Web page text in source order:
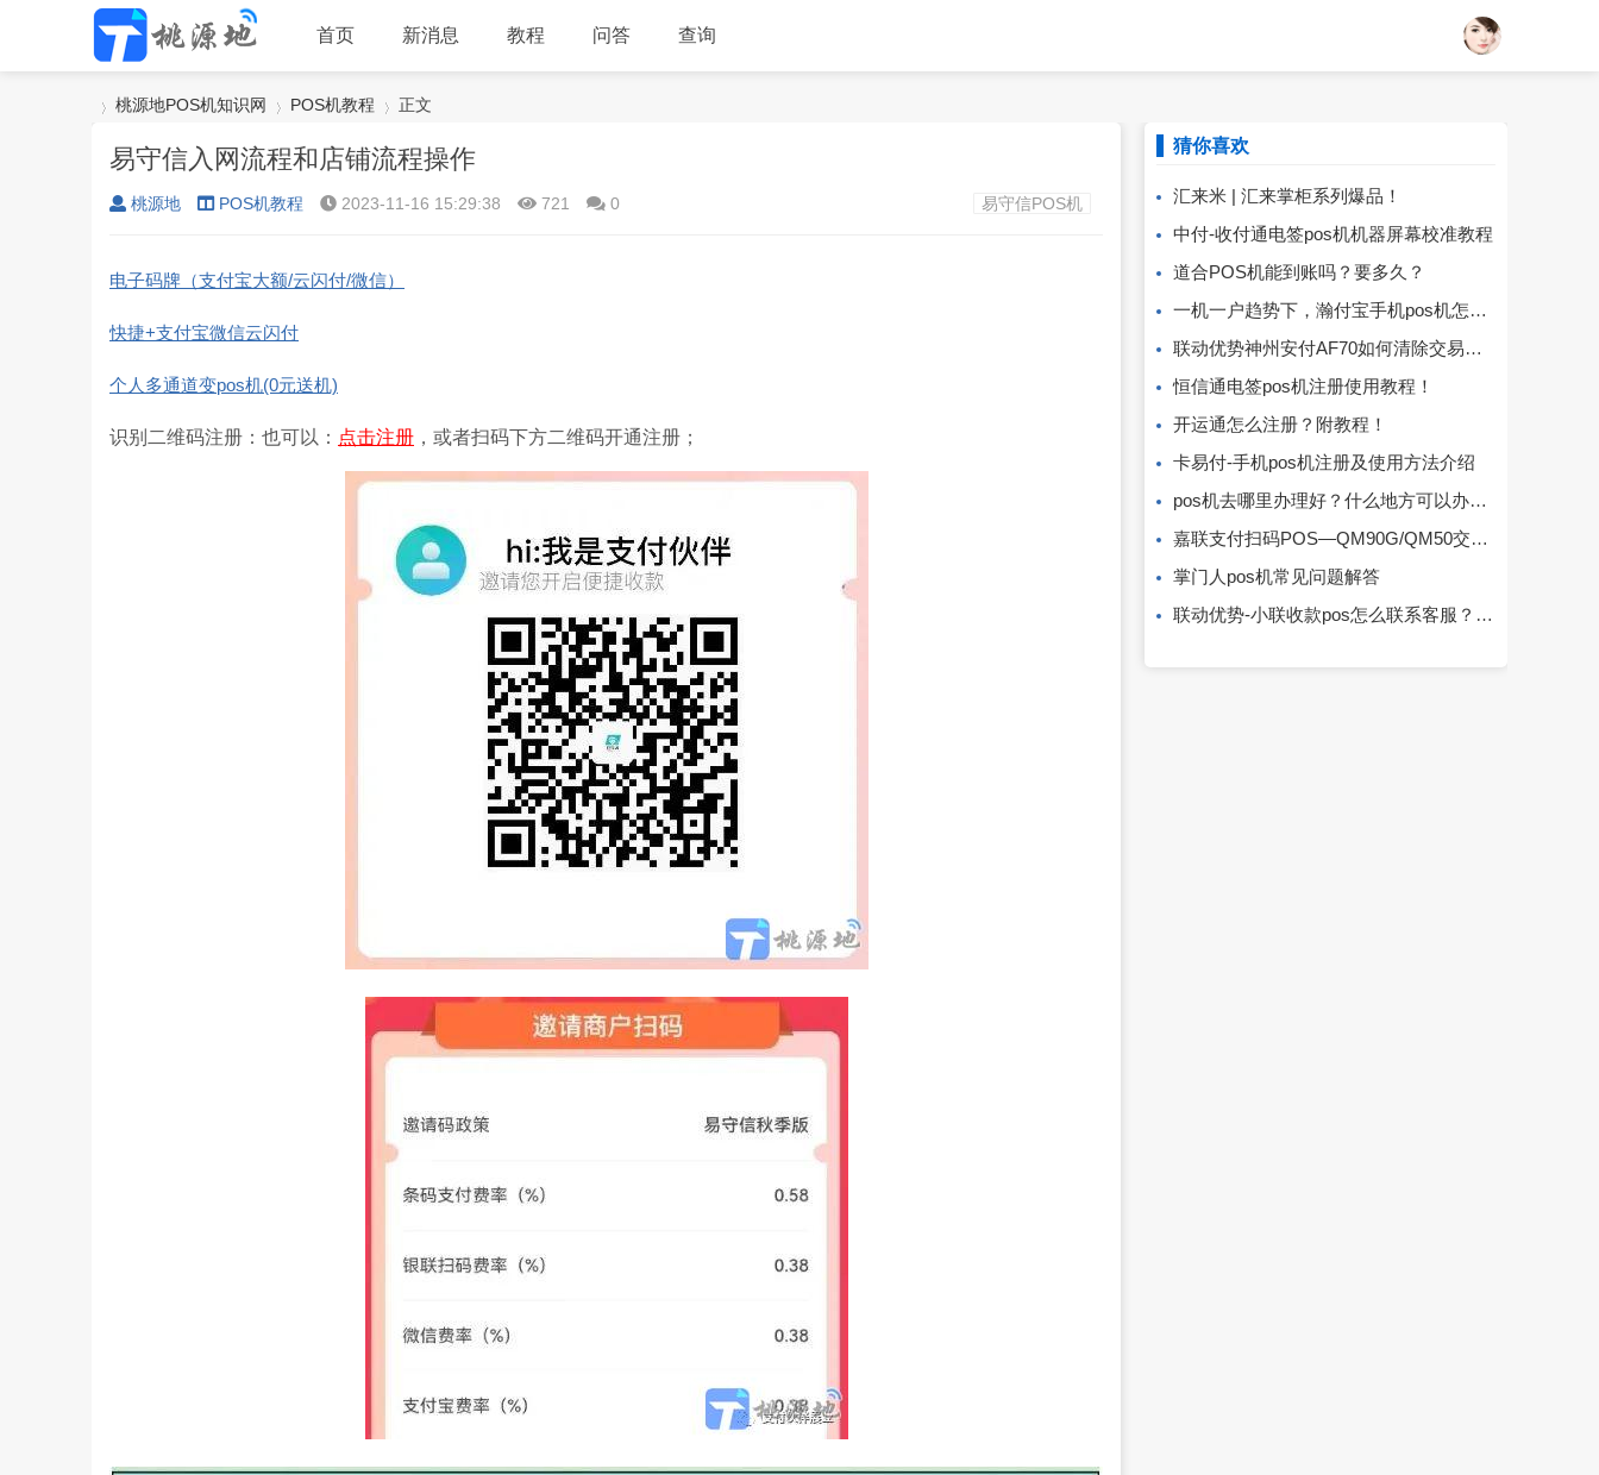
首页 新消息 教程 问答 查询
桃源地POS机知识网
›
POS机教程
›
正文
易守信入网流程和店铺流程操作
桃源地 POS机教程 2023-11-16 15:29:38 721 0 易守信POS机
电子码牌（支付宝大额/云闪付/微信）
快捷+支付宝微信云闪付
个人多通道变pos机(0元送机)
识别二维码注册：也可以： 点击注册 ，或者扫码下方二维码开通注册；
猜你喜欢
汇来米 | 汇来掌柜系列爆品！
中付-收付通电签pos机机器屏幕校准教程
道合POS机能到账吗？要多久？
一机一户趋势下，瀚付宝手机pos机怎么样？
联动优势神州安付AF70如何清除交易流水
恒信通电签pos机注册使用教程！
开运通怎么注册？附教程！
卡易付-手机pos机注册及使用方法介绍
pos机去哪里办理好？什么地方可以办到靠谱pos机？
嘉联支付扫码POS—QM90G/QM50交易结算&结算记录
掌门人pos机常见问题解答
联动优势-小联收款pos怎么联系客服？电话多少？